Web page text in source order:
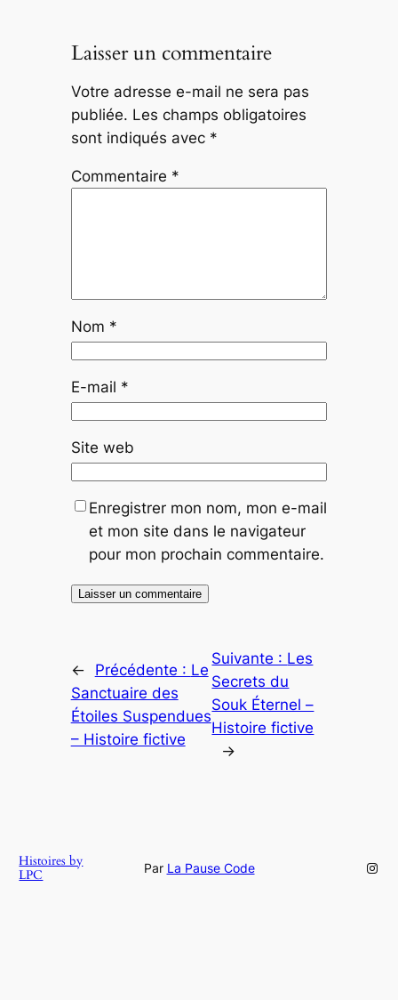
Laisser un commentaire
Votre adresse e-mail ne sera pas
publiée. Les champs obligatoires
sont indiqués avec *
Commentaire *
Nom *
E-mail *
Site web
Enregistrer mon nom, mon e-mail
et mon site dans le navigateur
pour mon prochain commentaire.
← Précédente : Le
Sanctuaire des
Étoiles Suspendues
– Histoire fictive
Suivante : Les
Secrets du
Souk Éternel –
Histoire fictive
→
Histoires by
LPC
Par La Pause Code